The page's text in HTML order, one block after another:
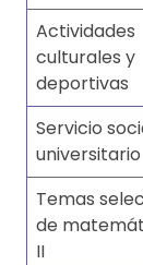
Actividades
culturales y
deportivas
Servicio
universitario
Temas
de
II